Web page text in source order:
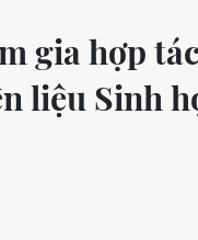
gia hợp
liệu Sinh